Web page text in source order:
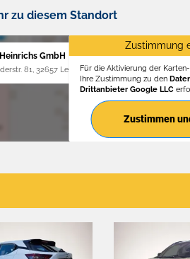
zu diesem Standort
GmbH
81, 32657 Lemgo
Zustimmung
Für die Aktivierung der
Ihre Zustimmung zu den
Drittanbieter Google LLC
Zustimmen